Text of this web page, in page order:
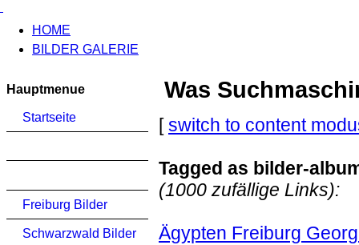
HOME
BILDER GALERIE
Hauptmenue
Startseite
Freiburg Bilder
Schwarzwald Bilder
Was
[switch to content
Tagged as bilder-
(1000 zufällige Links):
Ägypten Freiburg